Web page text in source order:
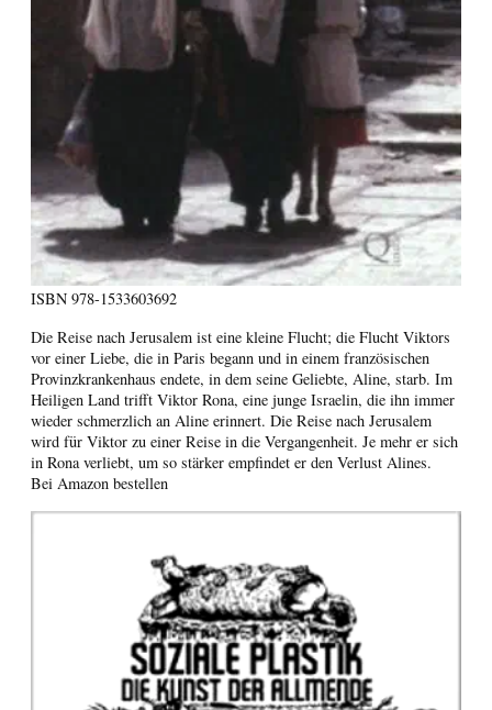
ISBN 978-1533603692
Die Reise nach Jerusalem ist eine kleine Flucht; die Flucht Viktors
vor einer Liebe, die in Paris begann und in einem französischen
Provinzkrankenhaus endete, in dem seine Geliebte, Aline, starb. Im
Heiligen Land trifft Viktor Rona, eine junge Israelin, die ihn immer
wieder schmerzlich an Aline erinnert. Die Reise nach Jerusalem
wird für Viktor zu einer Reise in die Vergangenheit. Je mehr er sich
in Rona verliebt, um so stärker empfindet er den Verlust Alines.
Bei Amazon bestellen